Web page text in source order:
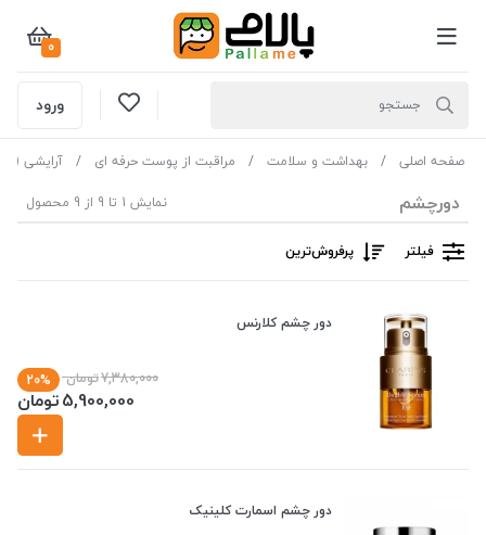
0
ورود
صفحه اصلی بهداشت و سلامت مراقبت از پوست حرفه ای آرایشی (
دورچشم نمایش 1 تا 9 از 9 محصول
فیلتر پرفروش‌ترین‌
دور چشم کلارنس
7,380,000تومان 20%
5,900,000تومان
دور چشم اسمارت کلینیک